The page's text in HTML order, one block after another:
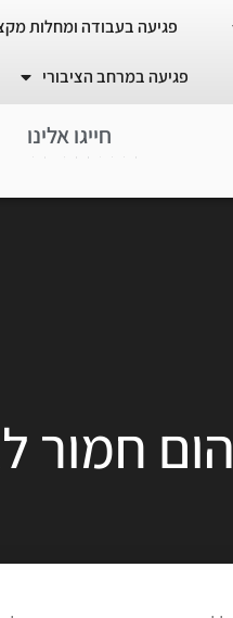
פגיעה בעבודה ומחלות
פגיעה במרחב הציבורי
חייגו אלינו
0 9 3 6 0 0 5
חמור